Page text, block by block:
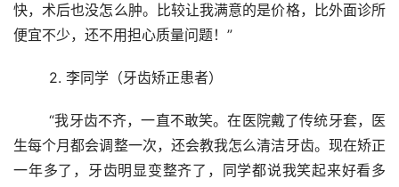
快，术后也没怎么肿。比较让我满意的是价格，比外面诊所
便宜不少，还不用担心质量问题！”
	2. 李同学（牙齿矫正患者）
	“我牙齿不齐，一直不敢笑。在医院戴了传统牙套，医
生每个月都会调整一次，还会教我怎么清洁牙齿。现在矫正
一年多了，牙齿明显变整齐了，同学都说我笑起来好看多